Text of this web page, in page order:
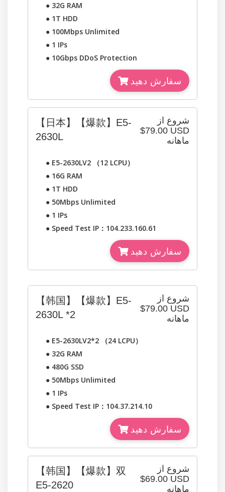
● 32G RAM
● 1T HDD
● 100Mbps Unlimited
● 1 IPs
● 10Gbps DDoS Protection
سفارش دهید
شروع از
$79.00 USD
ماهانه
【日本】【爆款】E5-
2630L
● E5-2630LV2 （12 LCPU）
● 16G RAM
● 1T HDD
● 50Mbps Unlimited
● 1 IPs
● Speed Test IP：104.233.160.61
سفارش دهید
شروع از
$79.00 USD
ماهانه
【韩国】【爆款】E5-
2630L *2
● E5-2630LV2*2 （24 LCPU）
● 32G RAM
● 480G SSD
● 50Mbps Unlimited
● 1 IPs
● Speed Test IP：104.37.214.10
سفارش دهید
شروع از
$69.00 USD
ماهانه
【韩国】【爆款】双
E5-2620